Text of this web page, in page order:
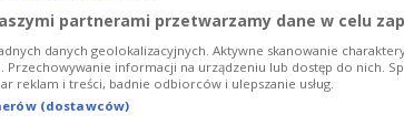
partnerami przetwarzamy dane w celu
danych geolokalizacyjnych. Aktywne skanowanie
Przechowywanie informacji na urządzeniu lub dostęp do nich.
reklam i treści, badnie odbiorców i ulepszanie usług.
(dostawców)